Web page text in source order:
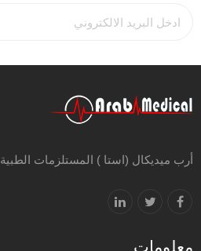
أرب ميديكال (استا ) المستلزمات الطبية
معلومات